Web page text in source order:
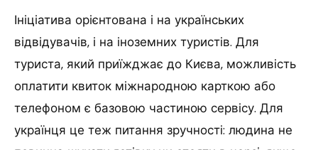
Ініціатива орієнтована і на українських
відвідувачів, і на іноземних туристів. Для
туриста, який приїжджає до Києва, можливість
оплатити квиток міжнародною карткою або
телефоном є базовою частиною сервісу. Для
українця це теж питання зручності: людина не